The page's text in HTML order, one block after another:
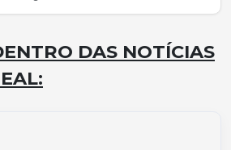
DAS NOTÍCIAS